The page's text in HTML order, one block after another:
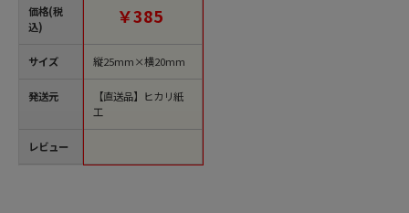
価格(税
込)
サイズ
発送元
レビュー
￥385
縦25mm×横20mm
【直送品】ヒカリ紙
工